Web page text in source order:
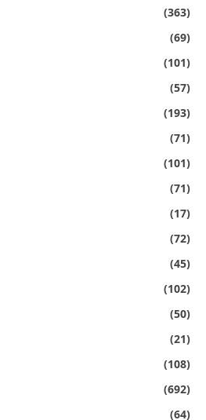
(363)
(69)
(101)
(57)
(193)
(71)
(101)
(71)
(17)
(72)
(45)
(102)
(50)
(21)
(108)
(692)
(64)